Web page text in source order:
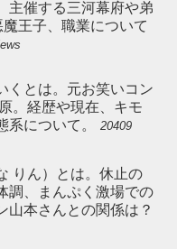
主催する三河幕府や弟
王子、職業について
くとは。元お笑いコン
。経歴や現在、キモ
系について。
20409
りん）とは。休止の
調、まんぷく激場での
山本さんとの関係は？